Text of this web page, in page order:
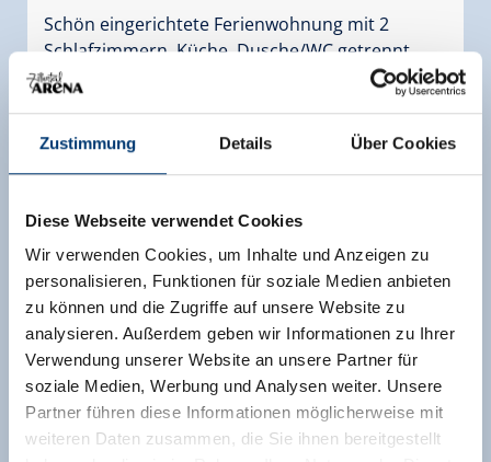
Zustimmung Details Über Cookies
Diese Webseite verwendet Cookies
Wir verwenden Cookies, um Inhalte und Anzeigen zu
personalisieren, Funktionen für soziale Medien anbieten
zu können und die Zugriffe auf unsere Website zu
analysieren. Außerdem geben wir Informationen zu Ihrer
Verwendung unserer Website an unsere Partner für
soziale Medien, Werbung und Analysen weiter. Unsere
Partner führen diese Informationen möglicherweise mit
weiteren Daten zusammen, die Sie ihnen bereitgestellt
Schön eingerichtete Ferienwohnung mit 2
Schlafzimmern, Küche, Dusche/WC getrennt,
Balkon und 2 TV.
Ausstattung
Verfügbarkeitskalender